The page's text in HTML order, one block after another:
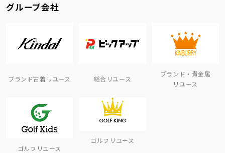
グループ会社
ブランド古着リユース 総合リユース
ブランド・貴金属
リユース
ゴルフリユース
ゴルフリユース